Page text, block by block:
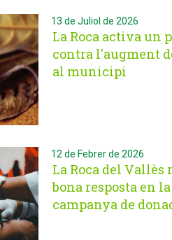
13 de Juliol de 2026
La Roca activa un
contra l'augment
al municipi
12 de Febrer de 2026
La Roca del Vallès
bona resposta en
campanya de